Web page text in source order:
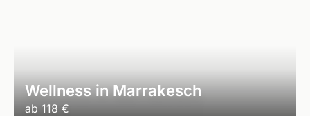
Wellness in Marrakesch
ab 118 €